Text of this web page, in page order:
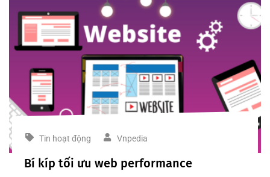
Tin hoạt động Vnpedia
Bí kíp tối ưu web performance